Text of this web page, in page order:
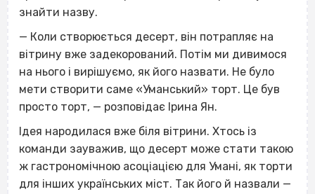
знайти назву.
— Коли створюється десерт, він потрапляє на
вітрину вже задекорований. Потім ми дивимося
на нього і вирішуємо, як його назвати. Не було
мети створити саме «Уманський» торт. Це був
просто торт, — розповідає Ірина Ян.
Ідея народилася вже біля вітрини. Хтось із
команди зауважив, що десерт може стати такою
ж гастрономічною асоціацією для Умані, як торти
для інших українських міст. Так його й назвали —